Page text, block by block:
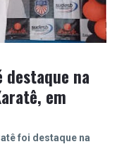
destaque na
em
foi destaque na